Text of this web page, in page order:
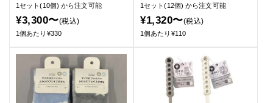
1セット(10個)から注文可能
¥3,300〜(税込)
1個あたり¥330
1セット(12個)から注文可能
¥1,320〜(税込)
1個あたり¥110